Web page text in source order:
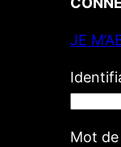
JE
Mot de